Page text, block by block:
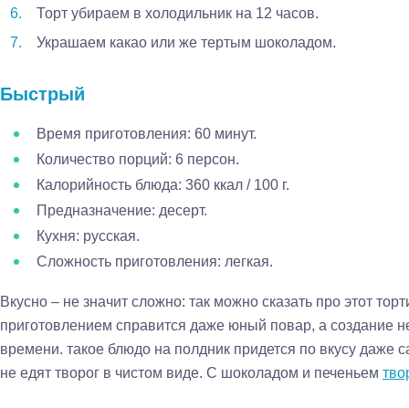
Торт убираем в холодильник на 12 часов.
Украшаем какао или же тертым шоколадом.
Быстрый
Время приготовления: 60 минут.
Количество порций: 6 персон.
Калорийность блюда: 360 ккал / 100 г.
Предназначение: десерт.
Кухня: русская.
Сложность приготовления: легкая.
Вкусно – не значит сложно: так можно сказать про этот
приготовлением справится даже юный повар, а создание
времени. такое блюдо на полдник придется по вкусу
не едят творог в чистом виде. С шоколадом и печеньем